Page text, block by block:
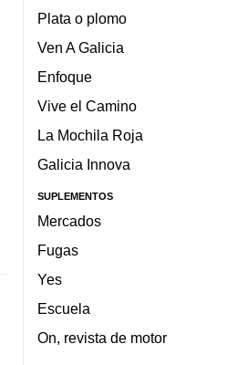
Plata o plomo
Ven A Galicia
Enfoque
Vive el Camino
La Mochila Roja
Galicia Innova
SUPLEMENTOS
Mercados
Fugas
Yes
Escuela
On, revista de motor